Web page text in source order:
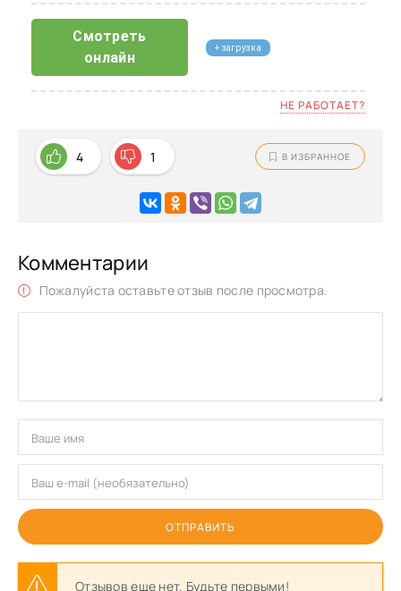
Смотреть
онлайн
+ загрузка
НЕ РАБОТАЕТ?
4 1 В ИЗБРАННОЕ
Комментарии
Пожалуйста оставьте отзыв после просмотра.
ОТПРАВИТЬ
Отзывов еще нет. Будьте первыми!